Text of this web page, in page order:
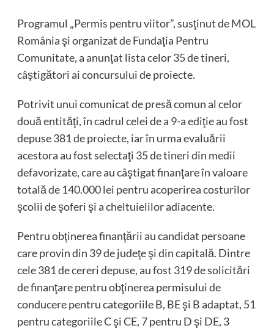
Programul „Permis pentru viitor”, susţinut de MOL
România şi organizat de Fundaţia Pentru
Comunitate, a anunţat lista celor 35 de tineri,
câştigători ai concursului de proiecte.
Potrivit unui comunicat de presă comun al celor
două entităţi, în cadrul celei de a 9-a ediţie au fost
depuse 381 de proiecte, iar în urma evaluării
acestora au fost selectaţi 35 de tineri din medii
defavorizate, care au câştigat finanţare în valoare
totală de 140.000 lei pentru acoperirea costurilor
şcolii de şoferi şi a cheltuielilor adiacente.
Pentru obţinerea finanţării au candidat persoane
care provin din 39 de judeţe şi din capitală. Dintre
cele 381 de cereri depuse, au fost 319 de solicitări
de finanţare pentru obţinerea permisului de
conducere pentru categoriile B, BE şi B adaptat, 51
pentru categoriile C şi CE, 7 pentru D şi DE, 3